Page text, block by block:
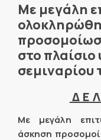
Με μεγάλη
στο
Δ Ε
Με μεγάλη
άσκηση